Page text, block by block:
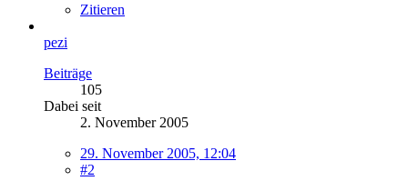
Zitieren
pezi
Beiträge
105
Dabei seit
2. November 2005
29. November 2005, 12:04
#2